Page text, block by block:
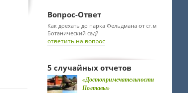
Вопрос-Ответ
Как доехать до парка Фельдмана от ст.м
Ботанический сад?
ответить на вопрос
5 случайных отчетов
«Достопримечательности
Полтавы»